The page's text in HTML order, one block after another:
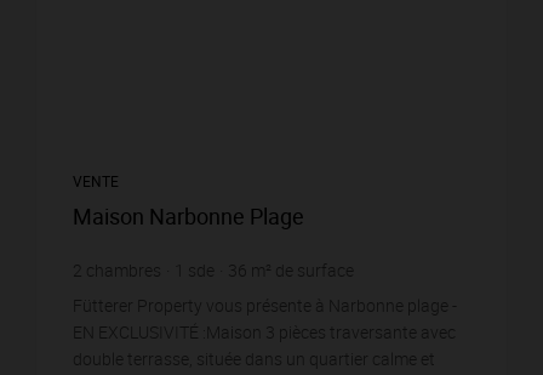
VENTE
Maison Narbonne Plage
2 chambres sde 36 m² de surface
5 348,61 €
Fütterer Property vous présente à Narbonne plage -
EN EXCLUSIVITÉ :Maison 3 pièces traversante avec
double terrasse, située dans un quartier calme et